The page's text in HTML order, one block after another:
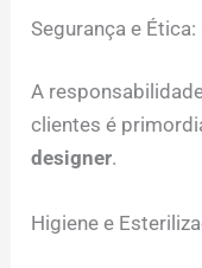
Segurança e
A
clientes é
designer.
Higiene e